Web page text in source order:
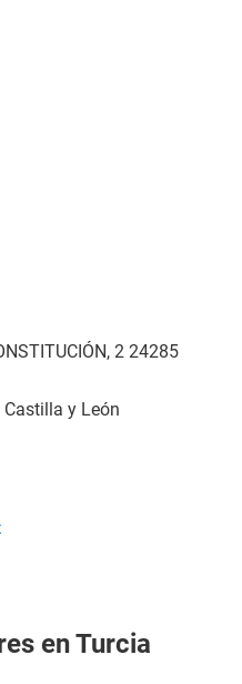
2 24285
Castilla y León
en Turcia